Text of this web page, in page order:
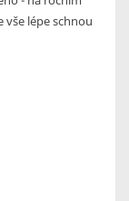
vše lépe schnou